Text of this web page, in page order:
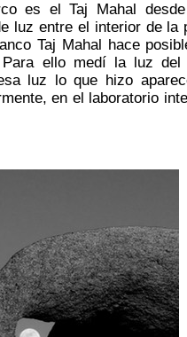
es el Taj Mahal
luz entre el interior de la
Taj Mahal hace
ello medí la luz del
luz lo que hizo
en el laboratorio